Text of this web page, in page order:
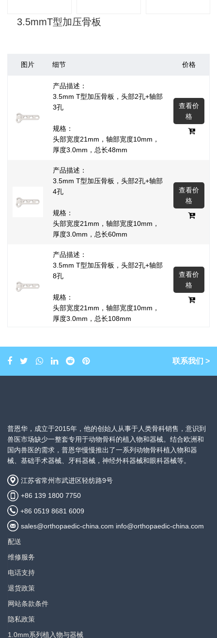
3.5mmT型加压骨板
图片 细节 价格
产品描述：
3.5mm T型加压骨板，头部2孔+轴部
3孔
规格：
头部宽度21mm，轴部宽度10mm，
厚度3.0mm，总长48mm
查看价
格
产品描述：
3.5mm T型加压骨板，头部2孔+轴部
4孔
规格：
头部宽度21mm，轴部宽度10mm，
厚度3.0mm，总长60mm
查看价
格
产品描述：
3.5mm T型加压骨板，头部2孔+轴部
8孔
规格：
头部宽度21mm，轴部宽度10mm，
厚度3.0mm，总长108mm
查看价
格
3孔
查看价
3.5mm T型加压骨板，头部3孔+轴部
4孔
规格：
头部宽度21mm，轴部宽度10mm，
查看价
格
产品描述：
5孔
查看价
规格：
联系我们 >
普恩华，成立于2015年，他的创始人从事于人类骨科销售，意识到
兽医市场缺少一整套专用于动物骨科的植入物和器械。结合欧洲和
国内兽医的需求，普恩华慢慢推出了一系列动物骨科植入物和器
械、基础手术器械、牙科器械，神经外科器械和眼科器械等。
江苏省常州市武进区轻纺路9号
+86 139 1800 7750
+86 0519 8681 6009
sales@orthopaedic-china.com info@orthopaedic-china.com
配送
维修服务
电话支持
退货政策
网站条款条件
隐私政策
1.0mm系列植入物与器械